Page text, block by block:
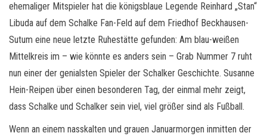
ehemaliger Mitspieler hat die königsblaue Legende Reinhard „Stan“
Libuda auf dem Schalke Fan-Feld auf dem Friedhof Beckhausen-
Sutum eine neue letzte Ruhestätte gefunden: Am blau-weißen
Mittelkreis im – wie könnte es anders sein – Grab Nummer 7 ruht
nun einer der genialsten Spieler der Schalker Geschichte. Susanne
Hein-Reipen über einen besonderen Tag, der einmal mehr zeigt,
dass Schalke und Schalker sein viel, viel größer sind als Fußball.
Wenn an einem nasskalten und grauen Januarmorgen inmitten der